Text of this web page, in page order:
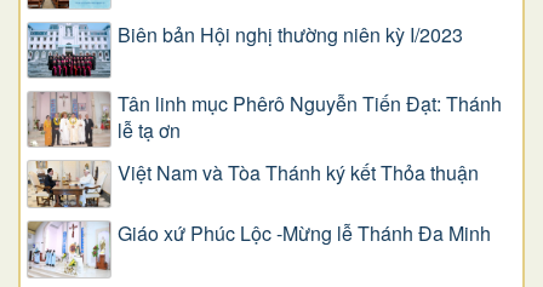
Biên bản Hội nghị thường niên kỳ I/2023
Tân linh mục Phêrô Nguyễn Tiến Đạt: Thánh
lễ tạ ơn
Việt Nam và Tòa Thánh ký kết Thỏa thuận
Giáo xứ Phúc Lộc -Mừng lễ Thánh Đa Minh